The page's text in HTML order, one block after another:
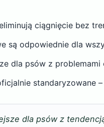
ciągnięcie bez
są odpowiednie dla
dla psów z
standaryzowane
dla psów z